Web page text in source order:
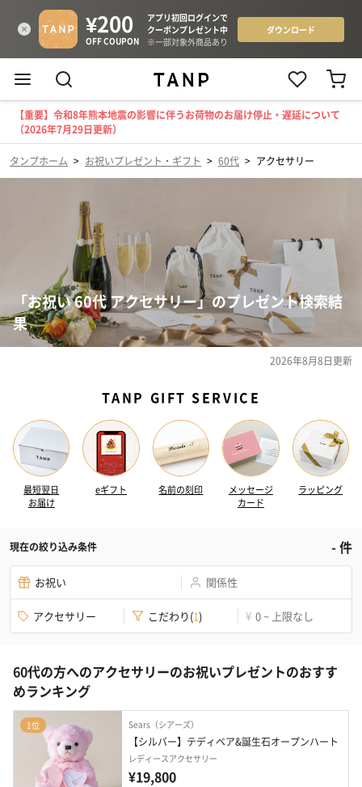
【重要】令和8年熊本地震の影響に伴うお荷物のお届け停止・遅延について
（2026年7月29日更新）
タンプホーム > お祝いプレゼント・ギフト > 60代 > アクセサリー
「お祝い 60代 アクセサリー」のプレゼント検索結
果
2026年8月8日更新
TANP GIFT SERVICE
最短翌日
お届け
eギフト 名前の刻印
メッセージ
カード
ラッピング
現在の絞り込み条件 -件
お祝い 関係性
アクセサリー こだわり(1) ¥ 0 ~ 上限なし
60代の方へのアクセサリーのお祝いプレゼントのおすす
めランキング
1位 Sears（シアーズ）
【シルバー】テディベア&誕生石オープンハート
レディースアクセサリー
¥19,800